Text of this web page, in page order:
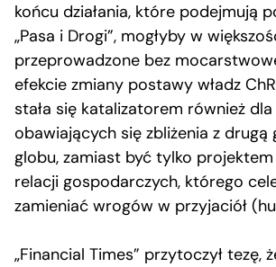
końcu działania, które podejmują
„Pasa i Drogi”, mogłyby w
przeprowadzone bez
efekcie zmiany postawy władz
stała się katalizatorem również dla
obawiających się zbliżenia z drugą
globu, zamiast być tylko
relacji gospodarczych, którego
zamieniać wrogów w przyjaciół
„Financial Times” przytoczył tezę,